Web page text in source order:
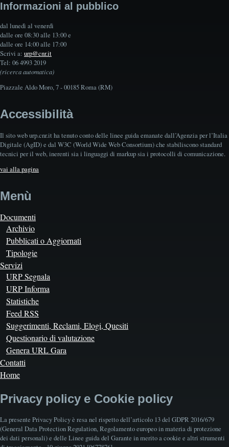
Informazioni al pubblico
dal lunedì al venerdì
dalle ore 08:30 alle 13:00 e
dalle ore 14:00 alle 17:00
Scrivi a: urp@cnr.it
Tel: 06 4993 2019
(ricerca automatica)
Piazzale Aldo Moro, 7 - 00185 Roma (RM)
Accessibilità
Il sito web urp.cnr.it ha tenuto conto delle linee guida emanate dall’Agenzia per l’Italia
Digitale (AgID) e dal W3C (World Wide Web Consortium) che stabiliscono standard
tecnici per il web, inerenti sia i linguaggi di markup sia i protocolli di comunicazione.
vai alla pagina
Menù
Documenti
Archivio
Pubblicati o Aggiornati
Tipologie
Servizi
URP Segnala
URP Informa
Statistiche
Feed RSS
Suggerimenti, Reclami, Elogi, Quesiti
Questionario di valutazione
Genera URL Gara
Contatti
Home
Privacy policy e Cookie policy
La presente Privacy Policy è resa nel rispetto dell’articolo 13 del GDPR 2016/679
(General Data Protection Regulation, Regolamento europeo in materia di protezione
dei dati personali) e delle Linee guida del Garante in merito a cookie e altri strumenti